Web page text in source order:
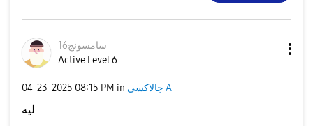
سامسونج16
Active Level 6
‎04-23-2025 08:15 PM in جالاكسى A
ليه